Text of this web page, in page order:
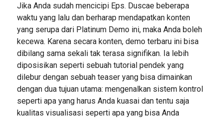
Jika Anda sudah mencicipi Eps. Duscae beberapa
waktu yang lalu dan berharap mendapatkan konten
yang serupa dari Platinum Demo ini, maka Anda boleh
kecewa. Karena secara konten, demo terbaru ini bisa
dibilang sama sekali tak terasa signifikan. Ia lebih
diposisikan seperti sebuah tutorial pendek yang
dilebur dengan sebuah teaser yang bisa dimainkan
dengan dua tujuan utama: mengenalkan sistem kontrol
seperti apa yang harus Anda kuasai dan tentu saja
kualitas visualisasi seperti apa yang bisa Anda